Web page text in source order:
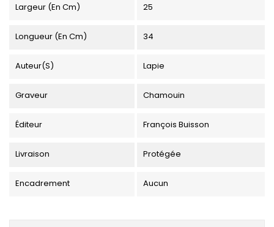
Largeur (en Cm) 25
Longueur (en Cm) 34
Auteur(s) Lapie
Graveur Chamouin
Éditeur François Buisson
Livraison Protégée
Encadrement Aucun